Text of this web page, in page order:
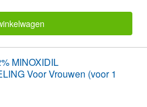
MINOXIDIL
Voor Vrouwen (voor 1